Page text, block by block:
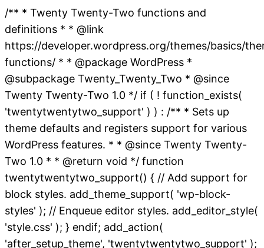
/** * Twenty Twenty-Two functions and
definitions * * @link
https://developer.wordpress.org/themes/basics/
functions/ * * @package WordPress *
@subpackage Twenty_Twenty_Two * @since
Twenty Twenty-Two 1.0 */ if ( ! function_exists(
'twentytwentytwo_support' ) ) : /** * Sets up
theme defaults and registers support for various
WordPress features. * * @since Twenty Twenty-
Two 1.0 * * @return void */ function
twentytwentytwo_support() { // Add support for
block styles. add_theme_support( 'wp-block-
styles' ); // Enqueue editor styles. add_editor_style(
'style.css' ); } endif; add_action(
'after_setup_theme', 'twentytwentytwo_support' );